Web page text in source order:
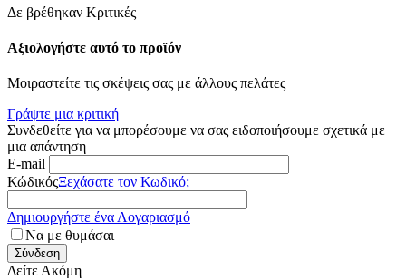
Δε βρέθηκαν Κριτικές
Αξιολογήστε αυτό το προϊόν
Μοιραστείτε τις σκέψεις σας με άλλους πελάτες
Γράψτε μια κριτική
Συνδεθείτε για να μπορέσουμε να σας ειδοποιήσουμε σχετικά με
μια απάντηση
E-mail
ΚώδικόςΞεχάσατε τον Κωδικό;
Δημιουργήστε ένα Λογαριασμό
Να με θυμάσαι
Σύνδεση
Δείτε Ακόμη